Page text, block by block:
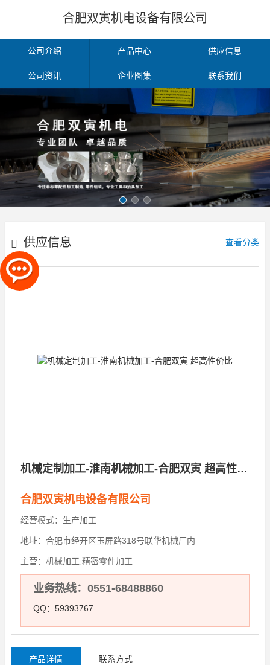
合肥双寅机电设备有限公司
公司介绍 产品中心 供应信息
公司资讯 企业图集 联系我们
供应信息 查看分类
机械定制加工-淮南机械加工-合肥双寅 超高性价比
合肥双寅机电设备有限公司
经营模式： 生产加工
地址： 合肥市经开区玉屏路318号联华机械厂内
主营： 机械加工,精密零件加工
业务热线：0551-68488860
QQ：59393767
产品详情 联系方式